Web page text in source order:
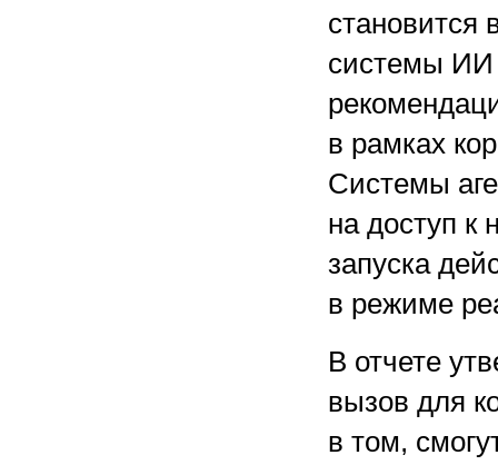
становится
системы ИИ
в рамках
Системы
на доступ
запуска
в режиме
В отчете
вызов для
в том,